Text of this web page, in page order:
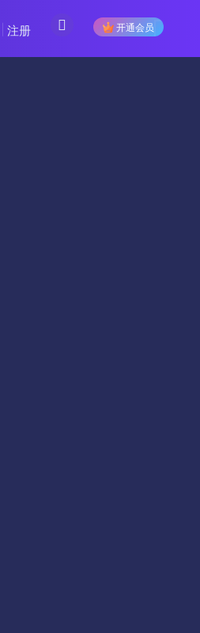
开通会员
注册